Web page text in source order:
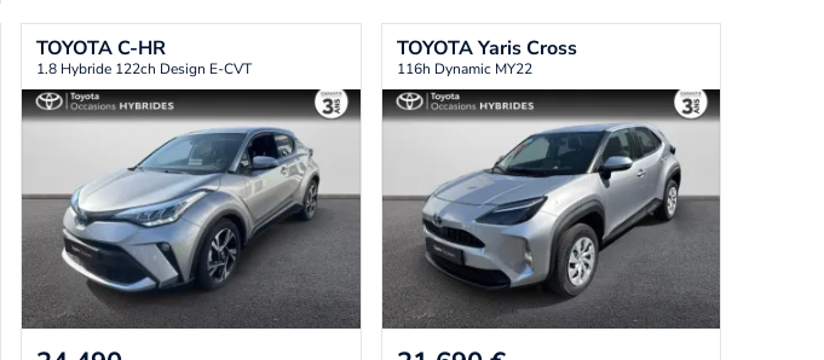
TOYOTAC-HR
1.8 Hybride 122ch Design E-CVT
TOYOTAYaris Cross
116h Dynamic MY22